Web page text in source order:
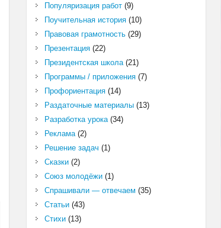
Популяризация работ(9)
Поучительная история(10)
Правовая грамотность(29)
Презентация(22)
Президентская школа(21)
Программы / приложения(7)
Профориентация(14)
Раздаточные материалы(13)
Разработка урока(34)
Реклама(2)
Решение задач (1)
Сказки(2)
Союз молодёжи(1)
Спрашивали — отвечаем (35)
Статьи(43)
Стихи(13)